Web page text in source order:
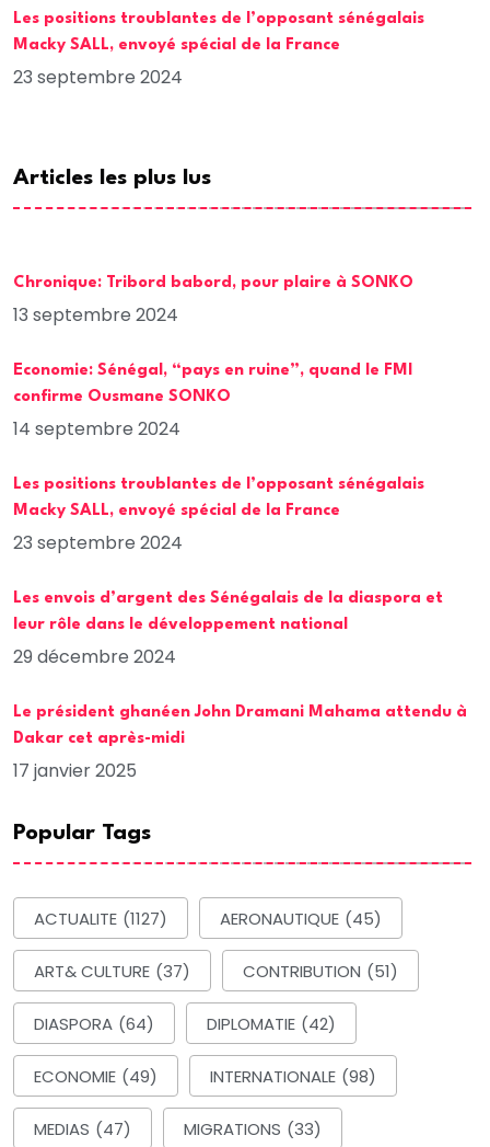
Les positions troublantes de l’opposant sénégalais
Macky SALL, envoyé spécial de la France
23 septembre 2024
Articles les plus lus
Chronique: Tribord babord, pour plaire à SONKO
13 septembre 2024
Economie: Sénégal, “pays en ruine”, quand le FMI
confirme Ousmane SONKO
14 septembre 2024
Les positions troublantes de l’opposant sénégalais
Macky SALL, envoyé spécial de la France
23 septembre 2024
Les envois d’argent des Sénégalais de la diaspora et
leur rôle dans le développement national
29 décembre 2024
Le président ghanéen John Dramani Mahama attendu à
Dakar cet après-midi
17 janvier 2025
Popular Tags
ACTUALITE (1127) AERONAUTIQUE (45)
ART& CULTURE (37) CONTRIBUTION (51)
DIASPORA (64) DIPLOMATIE (42)
ECONOMIE (49) INTERNATIONALE (98)
MEDIAS (47) MIGRATIONS (33)